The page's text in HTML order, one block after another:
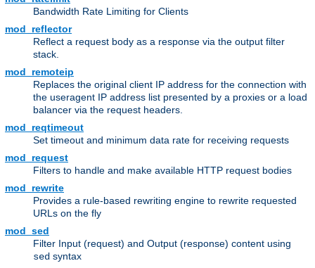
Bandwidth Rate Limiting for Clients
mod_reflector
Reflect a request body as a response via the output filter
stack.
mod_remoteip
Replaces the original client IP address for the connection with
the useragent IP address list presented by a proxies or a load
balancer via the request headers.
mod_reqtimeout
Set timeout and minimum data rate for receiving requests
mod_request
Filters to handle and make available HTTP request bodies
mod_rewrite
Provides a rule-based rewriting engine to rewrite requested
URLs on the fly
mod_sed
Filter Input (request) and Output (response) content using
sed syntax